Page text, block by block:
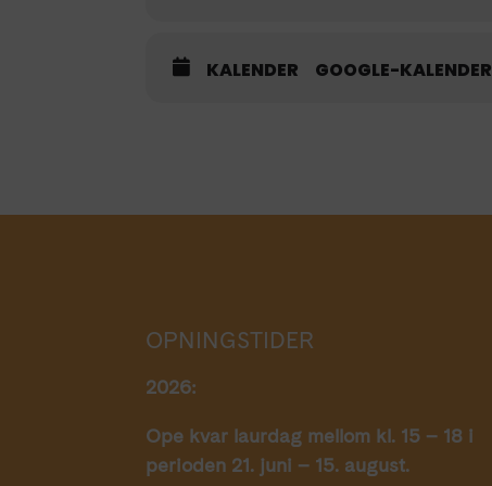
KALENDER GOOGLE-KALENDER
OPNINGSTIDER
2026:
Ope kvar laurdag mellom kl. 15 – 18 i
perioden 21. juni – 15. august.